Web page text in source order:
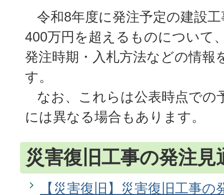
令和8年度に発注予定の建設
400万円を超えるものについて
発注時期・入札方法などの情報
す。
なお、これらは公表時点での
には異なる場合もあります。
災害復旧工事の発注見
【災害復旧】災害復旧工事の